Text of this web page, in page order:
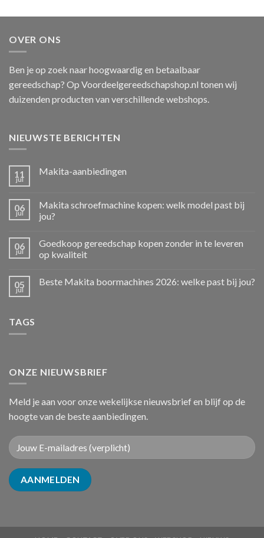
OVER ONS
Ben je op zoek naar hoogwaardig en betaalbaar
gereedschap? Op Voordeelgereedschapshop.nl tonen wij
duizenden producten van verschillende webshops.
NIEUWSTE BERICHTEN
11
jul
Makita-aanbiedingen
06
jul
Makita schroefmachine kopen: welk model past bij
jou?
06
jul
Goedkoop gereedschap kopen zonder in te leveren
op kwaliteit
05
jul
Beste Makita boormachines 2026: welke past bij jou?
TAGS
ONZE NIEUWSBRIEF
Meld je aan voor onze wekelijkse nieuwsbrief en blijf op de
hoogte van de beste aanbiedingen.